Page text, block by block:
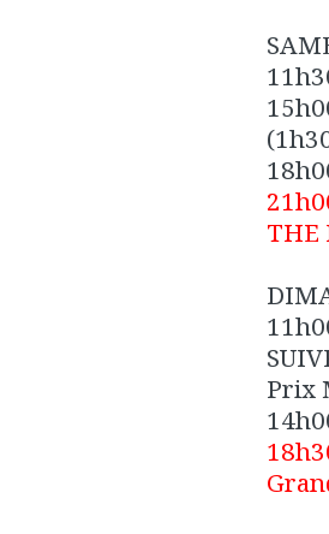
THE
Prix